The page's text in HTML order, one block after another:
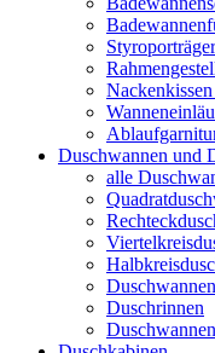
Styroporträger
Duschwannen und
alle
Duschrinnen